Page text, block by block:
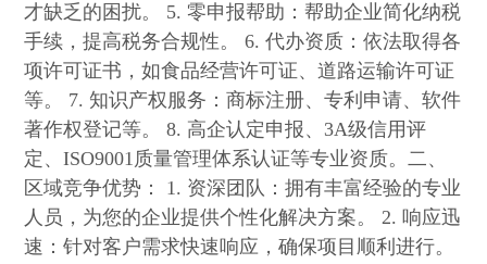
才缺乏的困扰。 5. 零申报帮助：帮助企业简化纳税
手续，提高税务合规性。 6. 代办资质：依法取得各
项许可证书，如食品经营许可证、道路运输许可证
等。 7. 知识产权服务：商标注册、专利申请、软件
著作权登记等。 8. 高企认定申报、3A级信用评
定、ISO9001质量管理体系认证等专业资质。二、
区域竞争优势： 1. 资深团队：拥有丰富经验的专业
人员，为您的企业提供个性化解决方案。 2. 响应迅
速：针对客户需求快速响应，确保项目顺利进行。